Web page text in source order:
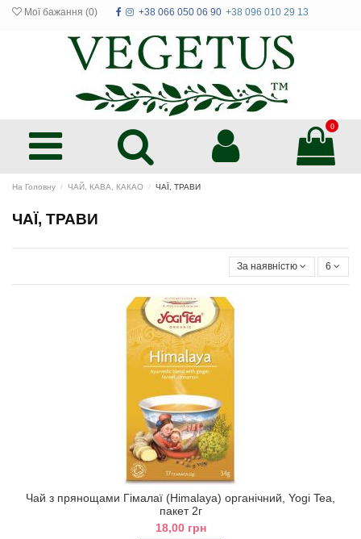
Мої бажання (0) +38 066 050 06 90 +38 096 010 29 13
0
На Головну ЧАЙ, КАВА, КАКАО ЧАЇ, ТРАВИ
ЧАЇ, ТРАВИ
За наявністю 6
Чай з прянощами Гімалаї (Himalaya) органічний, Yogi Tea,
пакет 2г
18,00 грн